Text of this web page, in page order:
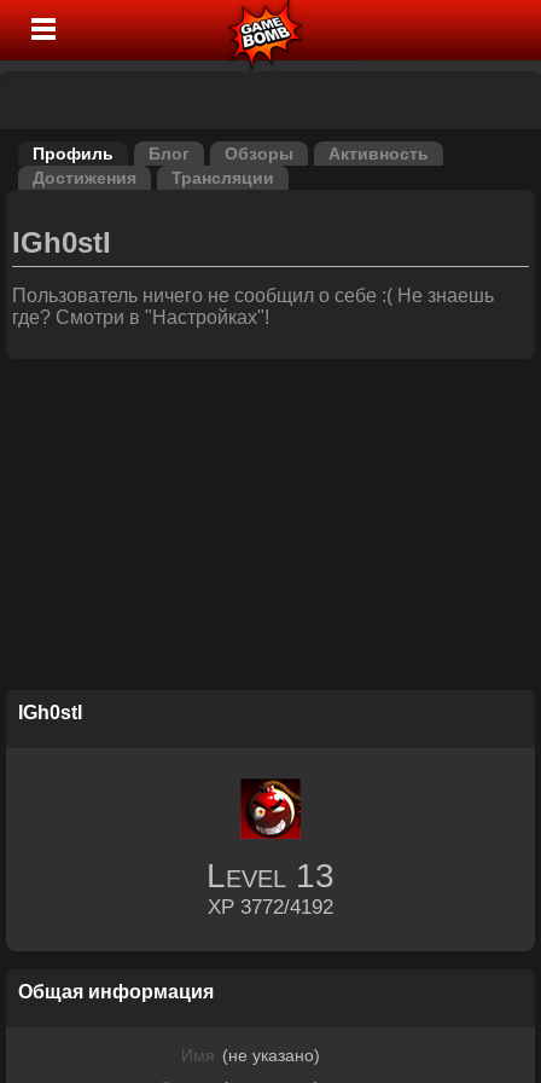
Профиль Блог Обзоры
Активность
Достижения
Трансляции
IGh0stI
Пользователь ничего не сообщил о себе :( Не знаешь
где? Смотри в "Настройках"!
IGh0stI
Level 13
XP 3772/4192
Общая информация
Имя (не указано)